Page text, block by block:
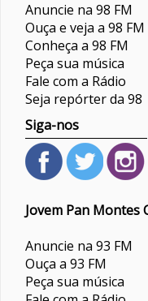
Anuncie na 98 FM
Ouça e veja a 98 FM
Conheça a 98 FM
Peça sua música
Fale com a Rádio
Seja repórter da 98
Siga-nos
Jovem Pan Montes
Anuncie na 93 FM
Ouça a 93 FM
Peça sua música